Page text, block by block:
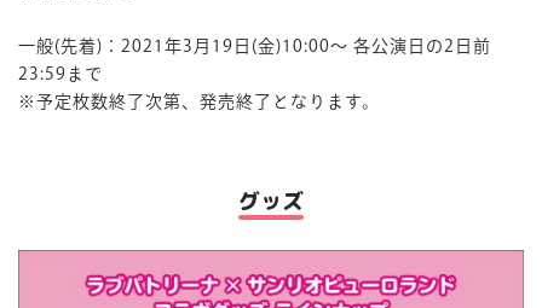
一般(先着)：2021年3月19日(金)10:00～ 各公演日の2日前
23:59まで
※予定枚数終了次第、発売終了となります。
グッズ